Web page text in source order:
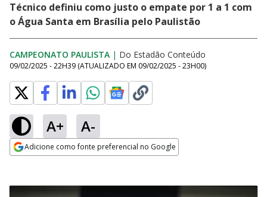
Técnico definiu como justo o empate por 1 a 1 com
o Água Santa em Brasília pelo Paulistão
CAMPEONATO PAULISTA | Do Estadão Conteúdo
09/02/2025 - 22H39 (ATUALIZADO EM 09/02/2025 - 23H00)
A+ A-
Adicione como fonte preferencial no Google